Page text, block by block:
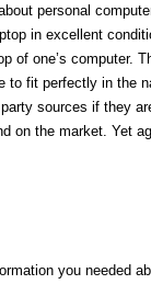
personal
in excellent
of one’s computer.
to fit perfectly in the
sources if they
on the market. Yet
you needed